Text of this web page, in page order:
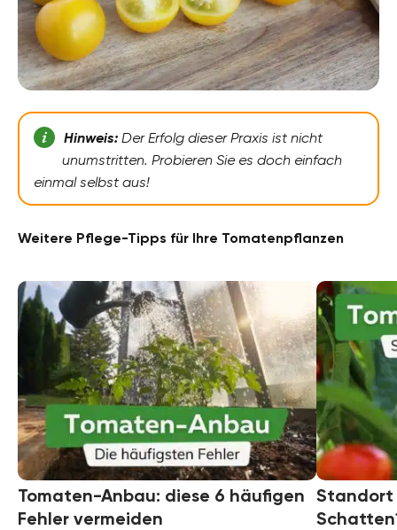
Hinweis:Der Erfolg dieser Praxis ist nicht
unumstritten. Probieren Sie es doch einfach
einmal selbst aus!
Weitere Pflege-Tipps für Ihre Tomatenpflanzen
Tomaten-Anbau: diese 6 häufigen
Fehler vermeiden
Standort